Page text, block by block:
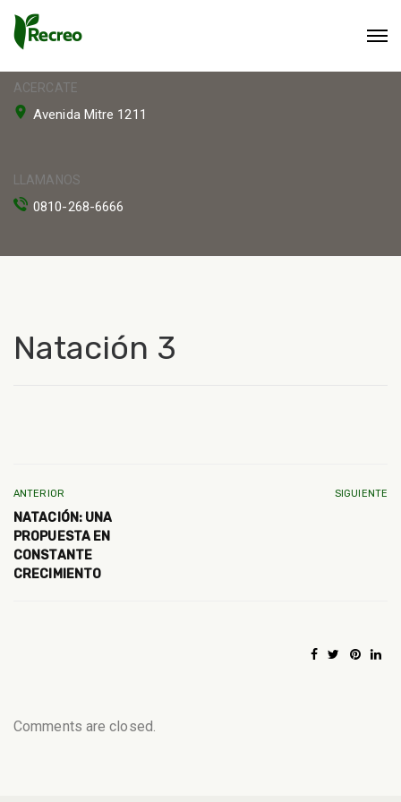
ACERCATE
Avenida Mitre 1211
LLAMANOS
0810-268-6666
Natación 3
ANTERIOR
NATACIÓN: UNA
PROPUESTA EN
CONSTANTE
CRECIMIENTO
SIGUIENTE
Comments are closed.